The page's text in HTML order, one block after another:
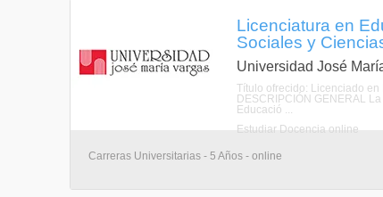
Licenciatura en
Sociales y
Universidad José
Título ofrecido: Licenciado en
DESCRIPCIÓN GENERAL
Educació ...
Estudiar Docencia online
Carreras Universitarias - 5 Años - online